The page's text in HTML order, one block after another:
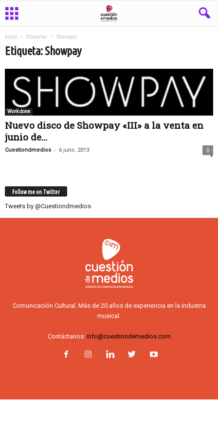
Inicio Etiquetas Showpay
Etiqueta: Showpay
Work done
Nuevo disco de Showpay «III» a la venta en
junio de...
Cuestiondmedios - 6 julio, 2013 0
Follow me on Twitter
Tweets by @Cuestiondmedios
Comunicación Cultural. Más de 20 años de experiencia en la industria
musical.
Contáctanos: info@cuestiondemedios.com